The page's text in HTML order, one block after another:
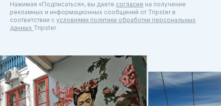
Нажимая «Подписаться», вы даете согласие на получение
рекламных и информационных сообщений от Tripster в
соответствии c условиями политики обработки персональных
данных Tripster